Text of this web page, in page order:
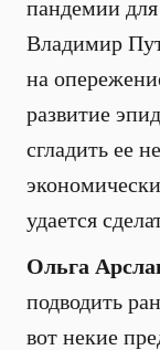
пандемии
Владимир
на
развитие
сгладить ее
удается
Ольга
подводить
вот некие